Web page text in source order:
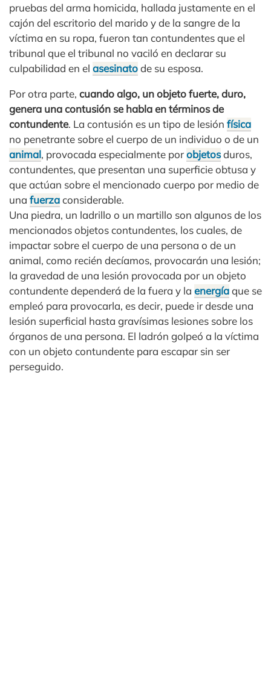
pruebas del arma homicida, hallada justamente en el
cajón del escritorio del marido y de la sangre de la
víctima en su ropa, fueron tan contundentes que el
tribunal que el tribunal no vaciló en declarar su
culpabilidad en el asesinatode su esposa.
Por otra parte, cuando algo, un objeto fuerte, duro,
genera una contusión se habla en términos de
contundente. La contusión es un tipo de lesión física
no penetrante sobre el cuerpo de un individuo o de un
animal, provocada especialmente porobjetosduros,
contundentes, que presentan una superficie obtusa y
que actúan sobre el mencionado cuerpo por medio de
una fuerzaconsiderable.
Una piedra, un ladrillo o un martillo son algunos de los
mencionados objetos contundentes, los cuales, de
impactar sobre el cuerpo de una persona o de un
animal, como recién decíamos, provocarán una lesión;
la gravedad de una lesión provocada por un objeto
contundente dependerá de la fuera y la energíaque se
empleó para provocarla, es decir, puede ir desde una
lesión superficial hasta gravísimas lesiones sobre los
órganos de una persona. El ladrón golpeó a la víctima
con un objeto contundente para escapar sin ser
perseguido.